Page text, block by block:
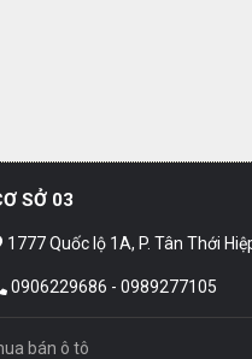
SỞ 03
1777 Quốc lộ 1A, P. Tân Thới
0906229686 - 0989277105
bán ô tô